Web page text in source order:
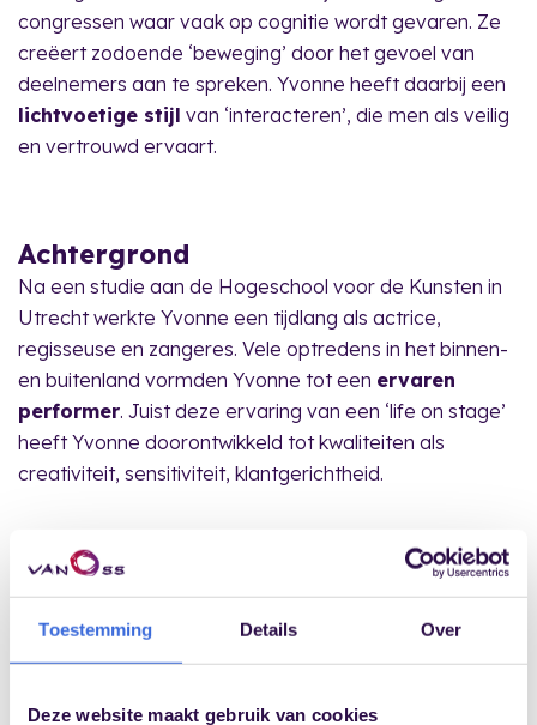
Toestemming Details Over
Deze website maakt gebruik van cookies
congressen waar vaak op cognitie wordt gevaren. Ze
creëert zodoende ‘beweging’ door het gevoel van
deelnemers aan te spreken. Yvonne heeft daarbij een
lichtvoetige stijl van ‘interacteren’, die men als veilig
en vertrouwd ervaart.
Achtergrond
Na een studie aan de Hogeschool voor de Kunsten in
Utrecht werkte Yvonne een tijdlang als actrice,
regisseuse en zangeres. Vele optredens in het binnen-
en buitenland vormden Yvonne tot een ervaren
performer. Juist deze ervaring van een ‘life on stage’
heeft Yvonne doorontwikkeld tot kwaliteiten als
creativiteit, sensitiviteit, klantgerichtheid.
Werkgebied
communicatie en training inzetbaar en heeft een groot
om zich heen die zij waar mogelijk inzet. Samenwerking